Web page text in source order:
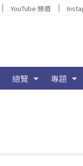
YouTube 頻道
總覽 專題